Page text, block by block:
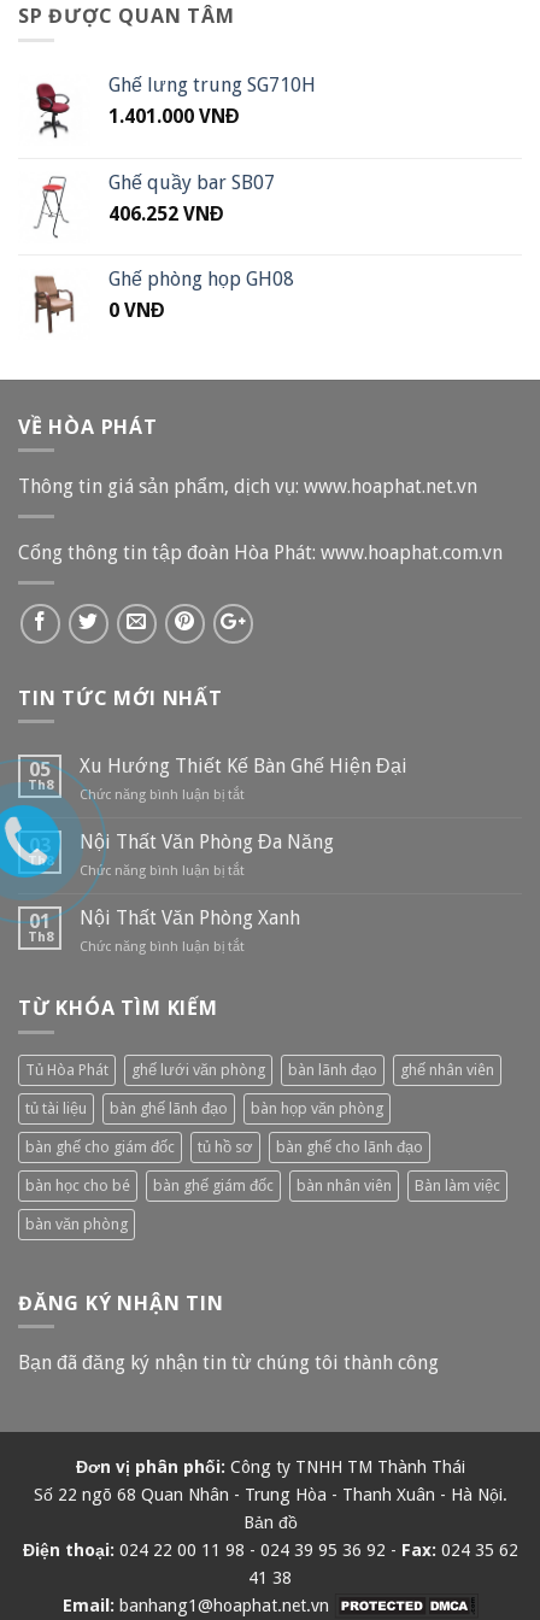
SP ĐƯỢC QUAN TÂM
Ghế lưng trung SG710H
1.401.000 VNĐ
Ghế quầy bar SB07
406.252 VNĐ
Ghế phòng họp GH08
0 VNĐ
VỀ HÒA PHÁT
Thông tin giá sản phẩm, dịch vụ: www.hoaphat.net.vn
Cổng thông tin tập đoàn Hòa Phát: www.hoaphat.com.vn
TIN TỨC MỚI NHẤT
05
Th8
Xu Hướng Thiết Kế Bàn Ghế Hiện Đại
Chức năng bình luận bị tắt
Hướng
Thiết
Ghế
03
Th8
Nội Thất Văn Phòng Đa Năng
Chức năng bình luận bị tắt
Thất
Văn
01
Th8
Nội Thất Văn Phòng Xanh
Chức năng bình luận bị tắt
TỪ KHÓA TÌM KIẾM
Tủ Hòa Phát ghế lưới văn phòng bàn lãnh đạo ghế nhân viên
tủ tài liệu bàn ghế lãnh đạo bàn họp văn phòng
bàn ghế cho giám đốc tủ hồ sơ bàn ghế cho lãnh đạo
bàn học cho bé bàn ghế giám đốc bàn nhân viên Bàn làm việc
bàn văn phòng
ĐĂNG KÝ NHẬN TIN
Bạn đã đăng ký nhận tin từ chúng tôi thành công
Đơn vị phân phối: Công ty TNHH TM Thành Thái
Số 22 ngõ 68 Quan Nhân - Trung Hòa - Thanh Xuân - Hà Nội.
Bản đồ
Điện thoại: 024 22 00 11 98 - 024 39 95 36 92 - Fax: 024 35 62
41 38
Email: banhang1@hoaphat.net.vn